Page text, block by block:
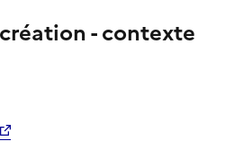
- contexte